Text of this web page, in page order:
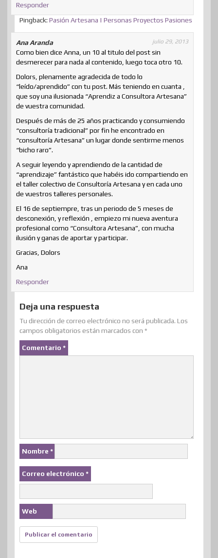
Responder
Pingback: Pasión Artesana | Personas Proyectos Pasiones
Ana Aranda julio 29, 2013
Como bien dice Anna, un 10 al titulo del post sin
desmerecer para nada al contenido, luego toca otro 10.
Dolors, plenamente agradecida de todo lo
“leído/aprendido” con tu post. Más teniendo en cuanta ,
que soy una ilusionada “Aprendiz a Consultora Artesana”
de vuestra comunidad.
Después de más de 25 años practicando y consumiendo
“consultoría tradicional” por fin he encontrado en
“consultoría Artesana” un lugar donde sentirme menos
“bicho raro”.
A seguir leyendo y aprendiendo de la cantidad de
“aprendizaje” fantástico que habéis ido compartiendo en
el taller colectivo de Consultoría Artesana y en cada uno
de vuestros talleres personales.
El 16 de septiempre, tras un periodo de 5 meses de
desconexión, y reflexión , empiezo mi nueva aventura
profesional como “Consultora Artesana”, con mucha
ilusión y ganas de aportar y participar.
Gracias, Dolors
Ana
Responder
Deja una respuesta
Tu dirección de correo electrónico no será publicada. Los
campos obligatorios están marcados con *
Comentario *
Nombre *
Correo electrónico *
Web